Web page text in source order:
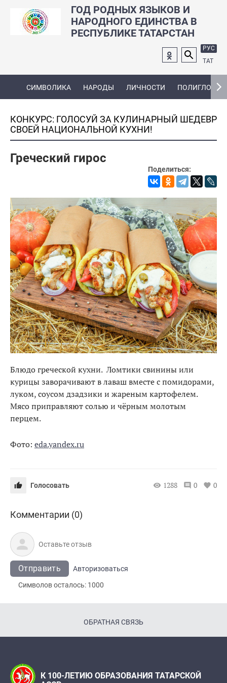
ГОД РОДНЫХ ЯЗЫКОВ И
НАРОДНОГО ЕДИНСТВА В
РЕСПУБЛИКЕ ТАТАРСТАН
РУС
ТАТ
СИМВОЛИКА НАРОДЫ ЛИЧНОСТИ ПОЛИГЛОТ
КОНКУРС: ГОЛОСУЙ ЗА КУЛИНАРНЫЙ ШЕДЕВР
СВОЕЙ НАЦИОНАЛЬНОЙ КУХНИ!
Греческий гирос
Поделиться:
Блюдо греческой кухни. Ломтики свинины или
курицы заворачивают в лаваш вместе с помидорами,
луком, соусом дзадзики и жареным картофелем.
Мясо приправляют солью и чёрным молотым
перцем.
Фото: eda.yandex.ru
Голосовать 1288 0 0
Комментарии (0)
Отправить
Авторизоваться
Символов осталось: 1000
ОБРАТНАЯ СВЯЗЬ
К 100-ЛЕТИЮ ОБРАЗОВАНИЯ ТАТАРСКОЙ